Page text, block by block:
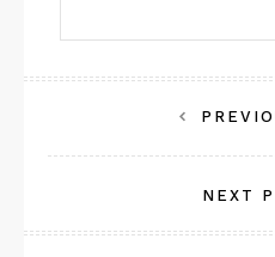
Navegação
de
NEXT